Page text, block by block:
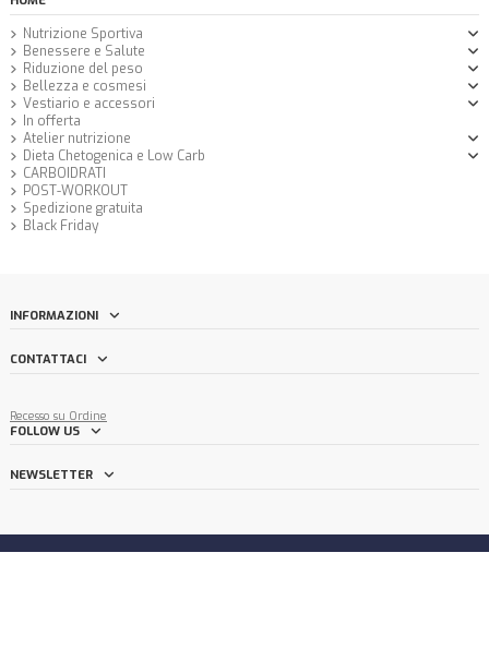
Nutrizione Sportiva
Benessere e Salute
Riduzione del peso
Bellezza e cosmesi
Vestiario e accessori
In offerta
Atelier nutrizione
Dieta Chetogenica e Low Carb
CARBOIDRATI
POST-WORKOUT
Spedizione gratuita
Black Friday
INFORMAZIONI
CONTATTACI
Recesso su Ordine
FOLLOW US
NEWSLETTER